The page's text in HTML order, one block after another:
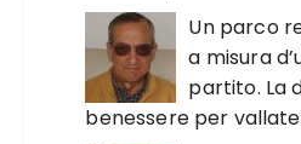
Un parco
a misura
partito. La
benessere per